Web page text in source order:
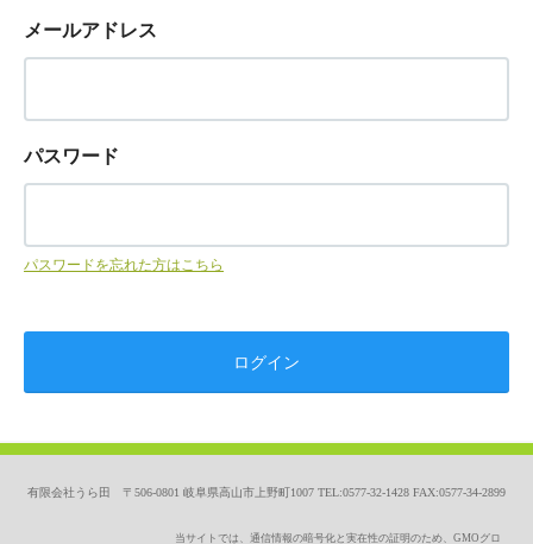
メールアドレス
パスワード
パスワードを忘れた方はこちら
有限会社うら田 〒506-0801 岐阜県高山市上野町1007 TEL:0577-32-1428 FAX:0577-34-2899
当サイトでは、通信情報の暗号化と実在性の証明のため、GMOグロ